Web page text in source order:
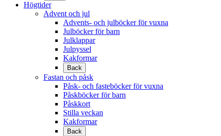
Högtider
Advent och jul
Advents- och julböcker för vuxna
Julböcker för barn
Julklappar
Julpyssel
Kakformar
Back
Fastan och påsk
Påsk- och fasteböcker för vuxna
Påskböcker för barn
Påskkort
Stilla veckan
Kakformar
Back